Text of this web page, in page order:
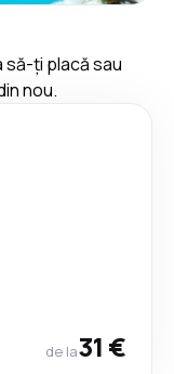
ți placă sau
nou.
de la31 €